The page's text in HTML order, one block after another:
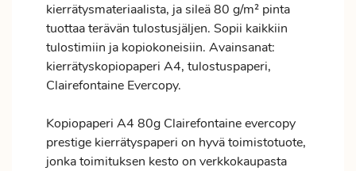
kierrätysmateriaalista, ja sileä 80 g/m² pinta
tuottaa terävän tulostusjäljen. Sopii kaikkiin
tulostimiin ja kopiokoneisiin. Avainsanat:
kierrätyskopiopaperi A4, tulostuspaperi,
Clairefontaine Evercopy.
Kopiopaperi A4 80g Clairefontaine evercopy
prestige kierrätyspaperi on hyvä toimistotuote,
jonka toimituksen kesto on verkkokaupasta